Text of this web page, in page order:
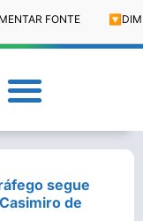
FONTE 🔽
segue
de